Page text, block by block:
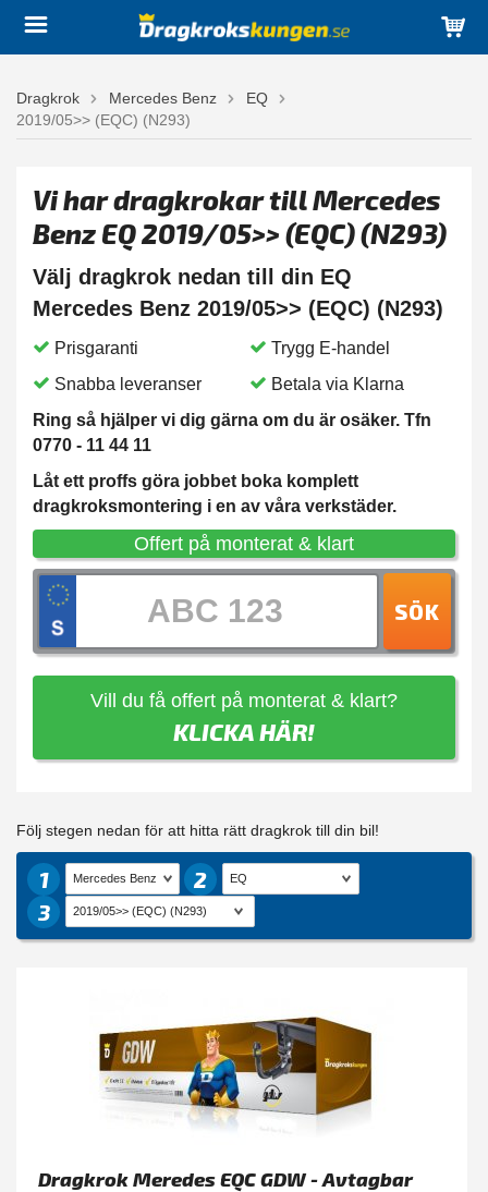
Dragkrok Mercedes Benz
EQ
2019/05>> (EQC) (N293)
Vi har dragkrokar till Mercedes
Benz EQ 2019/05>> (EQC) (N293)
Välj dragkrok nedan till din EQ
Mercedes Benz 2019/05>> (EQC) (N293)
Prisgaranti
Trygg E-handel
Snabba leveranser
Betala via Klarna
Ring så hjälper vi dig gärna om du är osäker. Tfn
0770 - 11 44 11
Låt ett proffs göra jobbet boka komplett
dragkroksmontering i en av våra verkstäder.
Offert på monterat & klart
SÖK
Vill du få offert på monterat & klart?
KLICKA HÄR!
Följ stegen nedan för att hitta rätt dragkrok till din bil!
1
2
3
Dragkrok Meredes EQC GDW - Avtagbar